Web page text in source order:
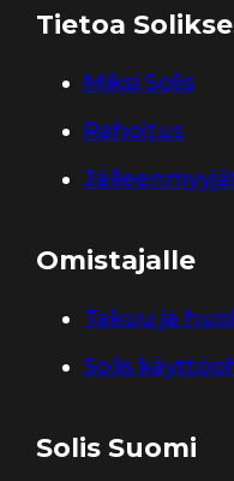
Tietoa
Miksi Solis
Rahoitus
Omistajalle
Takuu ja
Solis
Solis Suomi